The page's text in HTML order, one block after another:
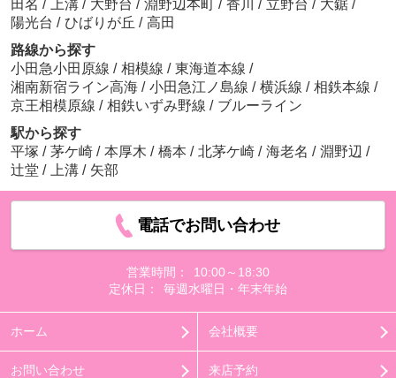
田名 / 上溝 / 大野台 / 淵野辺本町 / 香川 / 立野台 / 大鋸 /
陽光台 / ひばりが丘 / 高田
路線から探す
小田急小田原線 / 相模線 / 東海道本線 /
湘南新宿ライン高海 / 小田急江ノ島線 / 横浜線 / 相鉄本線 /
京王相模原線 / 相鉄いずみ野線 / ブルーライン
駅から探す
平塚 / 茅ケ崎 / 本厚木 / 橋本 / 北茅ケ崎 / 海老名 / 淵野辺 /
辻堂 / 上溝 / 矢部
電話でお問い合わせ
営業時間：
10:00～18:30
定休日：
毎週水曜日・年末年始
ホーム 会社概要
お問い合わせ 来店予約